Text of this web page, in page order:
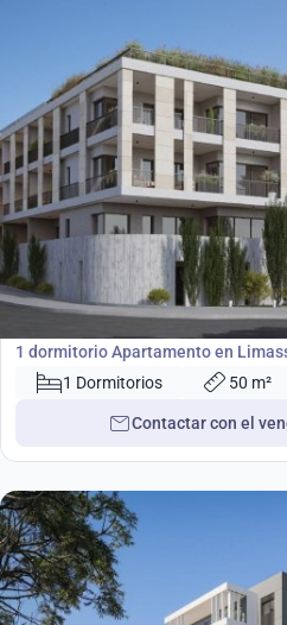
€355 000
Apartamento
1 dormitorio Apartamento en
1 Dormitorios
50 m²
Contactar con el